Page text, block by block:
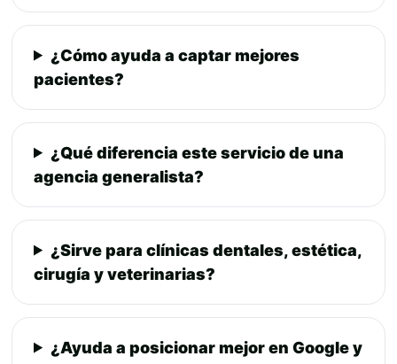
¿Cómo ayuda a captar mejores
pacientes?
¿Qué diferencia este servicio de una
agencia generalista?
¿Sirve para clínicas dentales, estética,
cirugía y veterinarias?
¿Ayuda a posicionar mejor en Google y